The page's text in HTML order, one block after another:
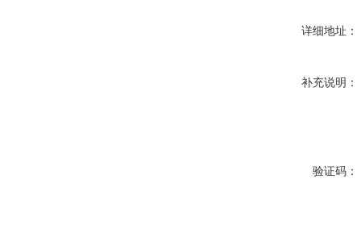
详细地址：
补充说明：
验证码：